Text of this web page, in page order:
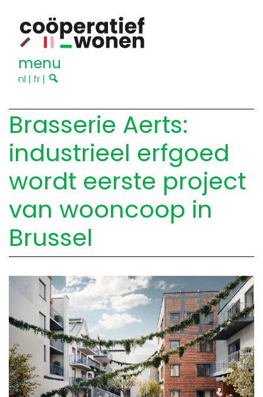
menu
nl | fr |
Brasserie Aerts:
industrieel erfgoed
wordt eerste project
van wooncoop in
Brussel